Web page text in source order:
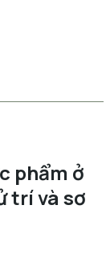
phẩm ở
trí và sơ